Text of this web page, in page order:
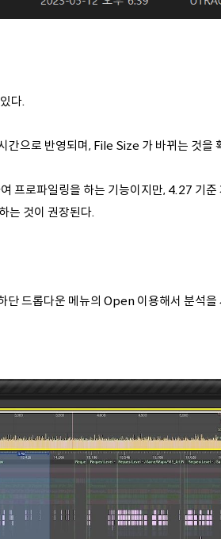
다.
간으로 반영되며, File Size 가 바뀌는 것
프로파일링을 하는 기능이지만, 4.27 기준
는 것이 권장된다.
드롭다운 메뉴의 Open 이용해서 분석을